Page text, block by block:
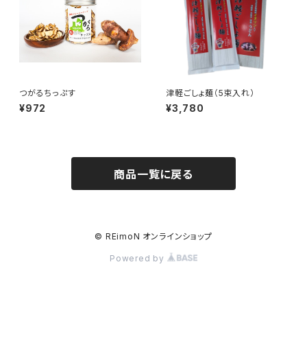
つがるちっぷす
¥972
津軽ごしょ麺（5束入れ）
¥3,780
商品一覧に戻る
© REimoN オンラインショップ
Powered by